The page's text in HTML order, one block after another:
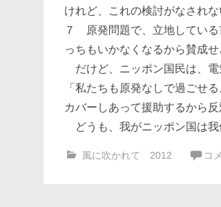
けれど、これの検討がなされな
７ 原発問題で、立地している
っちもいかなくなるから賛成
だけど、ニッポン国民は、電
「私たちも原発なしで過ごせ
カバーしあって援助するから
どうも、我がニッポン国は我
風に吹かれて 2012 コ